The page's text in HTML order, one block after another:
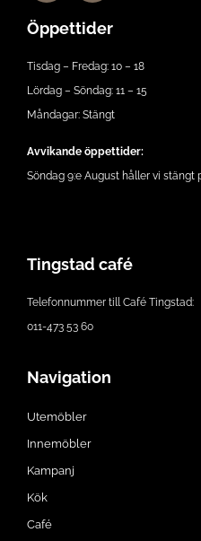
Öppettider
Tisdag – Fredag: 10 – 18
Lördag – Söndag: 11 – 15
Måndagar: Stängt
Avvikande öppettider:
Söndag 9:e August håller vi stängt
Tingstad café
Telefonnummer till Café Tingstad:
011-473 53 60
Navigation
Utemöbler
Innemöbler
Kampanj
Kök
Café